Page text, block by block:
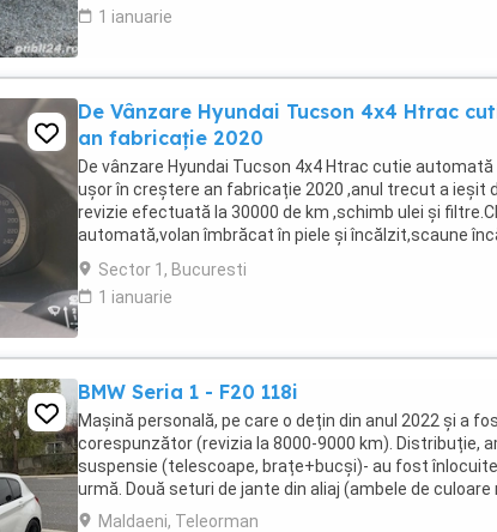
1 ianuarie
De Vânzare Hyundai Tucson 4x4 Htrac
an fabricație 2020
De vânzare Hyundai Tucson 4x4 Htrac cutie automată
ușor în creștere an fabricație 2020 ,anul trecut a ieșit
revizie efectuată la 30000 de km ,schimb ulei și
automată,volan îmbrăcat în piele și încălzit,scaune
electrice, oglinzi electrice ,rabatabile ...
Sector 1, Bucuresti
1 ianuarie
BMW Seria 1 - F20 118i
Mașină personală, pe care o dețin din anul 2022 și a
corespunzător (revizia la 8000-9000 km). Distribuție,
suspensie (telescoape, brațe+bucși)- au fost înlocuite
urmă. Două seturi de jante din aliaj (ambele de culoare
Maldaeni, Teleorman